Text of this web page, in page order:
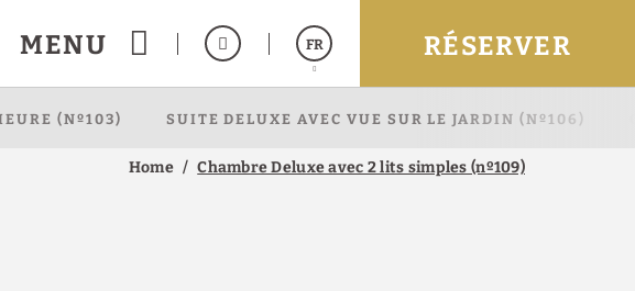
MENU FR
Español
English
RÉSERVER
(Nº103) SUITE DELUXE AVEC VUE SUR LE JARDIN (Nº106)
Home Chambre Deluxe avec 2 lits simples (nº109)